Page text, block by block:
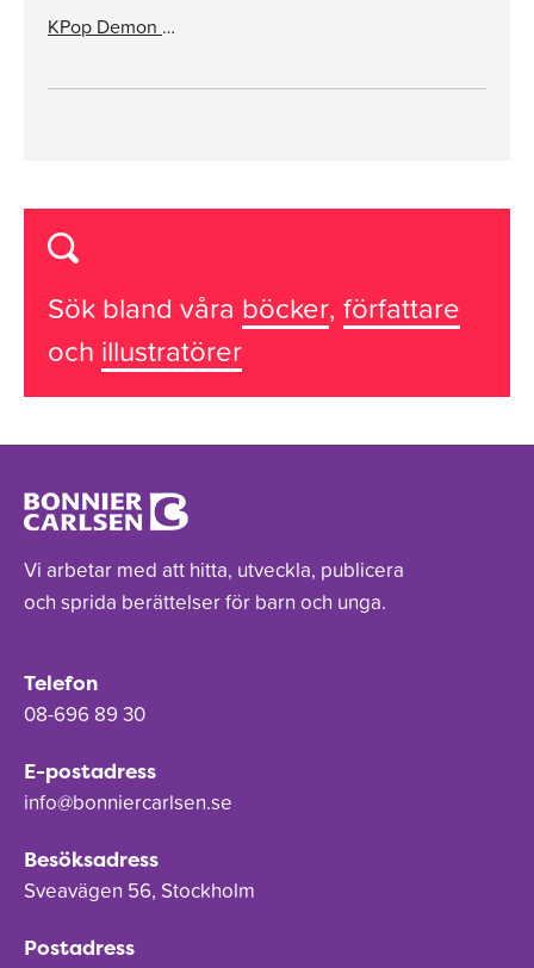
KPop Demon Hunters: Till fansen!
Sök bland våra böcker, författare
och illustratörer
Vi arbetar med att hitta, utveckla, publicera
och sprida berättelser för barn och unga.
Telefon
08-696 89 30
E-postadress
info@bonniercarlsen.se
Besöksadress
Sveavägen 56, Stockholm
Postadress